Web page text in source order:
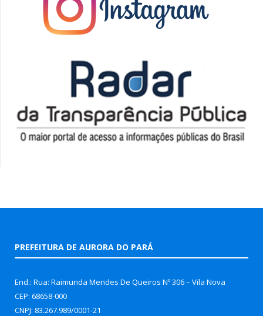
PREFEITURA DE AURORA DO PARÁ
End.: Rua: Raimunda Mendes De Queiros Nº 306 – Vila Nova
CEP: 68658-000
CNPJ: 83.267.989/0001-21